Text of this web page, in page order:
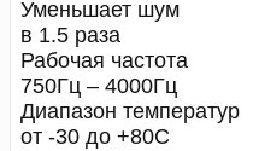
Уменьшает шум
в 1.5 раза
Рабочая частота
750Гц – 4000Гц
Диапазон температур
от -30 до +80С